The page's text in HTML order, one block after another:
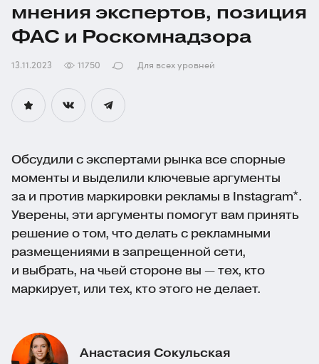
мнения экспертов, позиция
ФАС и Роскомнадзора
13.11.2023 11750 Для всех уровней
Обсудили с экспертами рынка все спорные
моменты и выделили ключевые аргументы
за и против маркировки рекламы в Instagram*.
Уверены, эти аргументы помогут вам принять
решение о том, что делать с рекламными
размещениями в запрещенной сети,
и выбрать, на чьей стороне вы — тех, кто
маркирует, или тех, кто этого не делает.
Анастасия Сокульская